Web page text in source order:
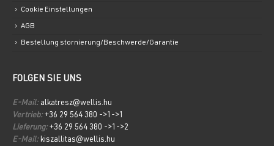
Cookie Einstellungen
AGB
Bestellung stornierung/Beschwerde/Garantie
FOLGEN SIE UNS
E-Mail: alkatresz@wellis.hu
Vertrieb: +36 29 564 380 ->1->1
Lieferung: +36 29 564 380 ->1->2
E-Mail: kiszallitas@wellis.hu